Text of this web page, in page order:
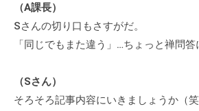
（A課長）
Sさんの切り口もさすがだ。
「同じでもまた違う」…ちょっと禅問答
（Sさん）
そろそろ記事内容にいきましょうか（笑